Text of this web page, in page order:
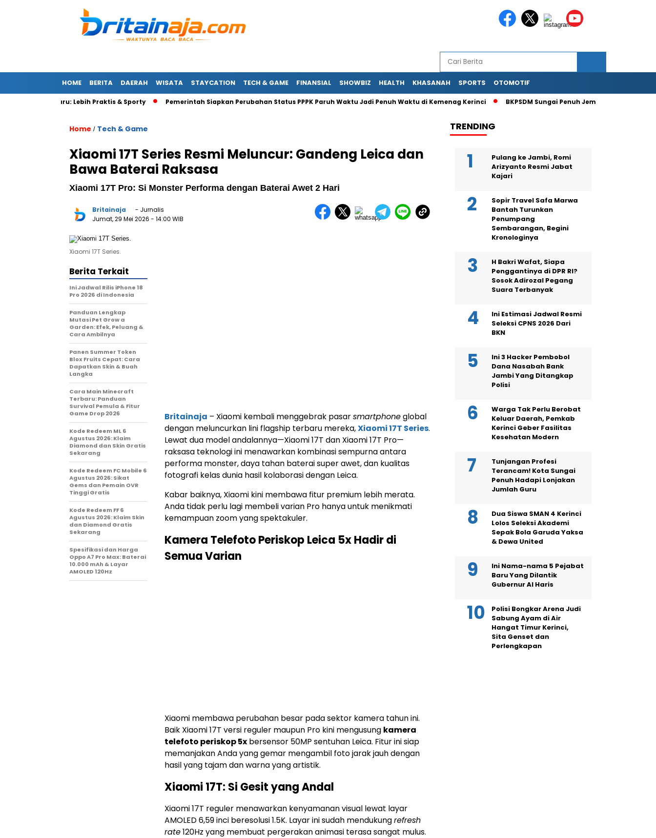
HOME BERITA DAERAH WISATA STAYCATION TECH & GAME FINANSIAL SHOWBIZ HEALTH KHASANAH SPORTS OTOMOTIF
Terbaru: Lebih Praktis & Sporty Pemerintah Siapkan Perubahan Status PPPK Paruh Waktu Jadi Penuh Waktu di Kemenag Kerinci BKPSDM Sungai Penuh Jemput Bola Kebut
Home / Tech & Game
Xiaomi 17T Series Resmi Meluncur: Gandeng Leica dan
Bawa Baterai Raksasa
Xiaomi 17T Pro: Si Monster Performa dengan Baterai Awet 2 Hari
Britainaja
- Jurnalis
Jumat, 29 Mei 2026 - 14:00 WIB
Xiaomi 17T Series.
Britainaja – Xiaomi kembali menggebrak pasarsmartphoneglobal
dengan meluncurkan lini flagship terbaru mereka,Xiaomi 17T Series.
Lewat dua model andalannya—Xiaomi 17T dan Xiaomi 17T Pro—
raksasa teknologi ini menawarkan kombinasi sempurna antara
performa monster, daya tahan baterai super awet, dan kualitas
fotografi kelas dunia hasil kolaborasi dengan Leica.
Kabar baiknya, Xiaomi kini membawa fitur premium lebih merata.
Anda tidak perlu lagi membeli varian Pro hanya untuk menikmati
kemampuan zoom yang spektakuler.
Kamera Telefoto Periskop Leica 5x Hadir di
Semua Varian
Xiaomi membawa perubahan besar pada sektor kamera tahun ini.
Baik Xiaomi 17T versi reguler maupun Pro kini mengusung kamera
telefoto periskop 5x bersensor 50MP sentuhan Leica. Fitur ini siap
memanjakan Anda yang gemar mengambil foto jarak jauh dengan
hasil yang tajam dan warna yang artistik.
Xiaomi 17T: Si Gesit yang Andal
Xiaomi 17T reguler menawarkan kenyamanan visual lewat layar
AMOLED 6,59 inci beresolusi 1.5K. Layar ini sudah mendukungrefresh
rate120Hz yang membuat pergerakan animasi terasa sangat mulus.
Berita Terkait
Ini Jadwal Rilis iPhone 18
Pro 2026 di Indonesia
Panduan Lengkap
Mutasi Pet Grow a
Garden: Efek, Peluang &
Cara Ambilnya
Panen Summer Token
Blox Fruits Cepat: Cara
Dapatkan Skin & Buah
Langka
Cara Main Minecraft
Terbaru: Panduan
Survival Pemula & Fitur
Game Drop 2026
Kode Redeem ML 6
Agustus 2026: Klaim
Diamond dan Skin Gratis
Sekarang
Kode Redeem FC Mobile 6
Agustus 2026: Sikat
Gems dan Pemain OVR
Tinggi Gratis
Kode Redeem FF 6
Agustus 2026: Klaim Skin
dan Diamond Gratis
Sekarang
Spesifikasi dan Harga
Oppo A7 Pro Max: Baterai
10.000 mAh & Layar
AMOLED 120Hz
TRENDING
Pulang ke Jambi, Romi
Arizyanto Resmi Jabat
Kajari
Sopir Travel Safa Marwa
Bantah Turunkan
Penumpang
Sembarangan, Begini
Kronologinya
H Bakri Wafat, Siapa
Penggantinya di DPR RI?
Sosok Adirozal Pegang
Suara Terbanyak
Ini Estimasi Jadwal Resmi
Seleksi CPNS 2026 Dari
BKN
Ini 3 Hacker Pembobol
Dana Nasabah Bank
Jambi Yang Ditangkap
Polisi
Warga Tak Perlu Berobat
Keluar Daerah, Pemkab
Kerinci Geber Fasilitas
Kesehatan Modern
Tunjangan Profesi
Terancam! Kota Sungai
Penuh Hadapi Lonjakan
Jumlah Guru
Dua Siswa SMAN 4 Kerinci
Lolos Seleksi Akademi
Sepak Bola Garuda Yaksa
& Dewa United
Ini Nama-nama 5 Pejabat
Baru Yang Dilantik
Gubernur Al Haris
Polisi Bongkar Arena Judi
Sabung Ayam di Air
Hangat Timur Kerinci,
Sita Genset dan
Perlengkapan